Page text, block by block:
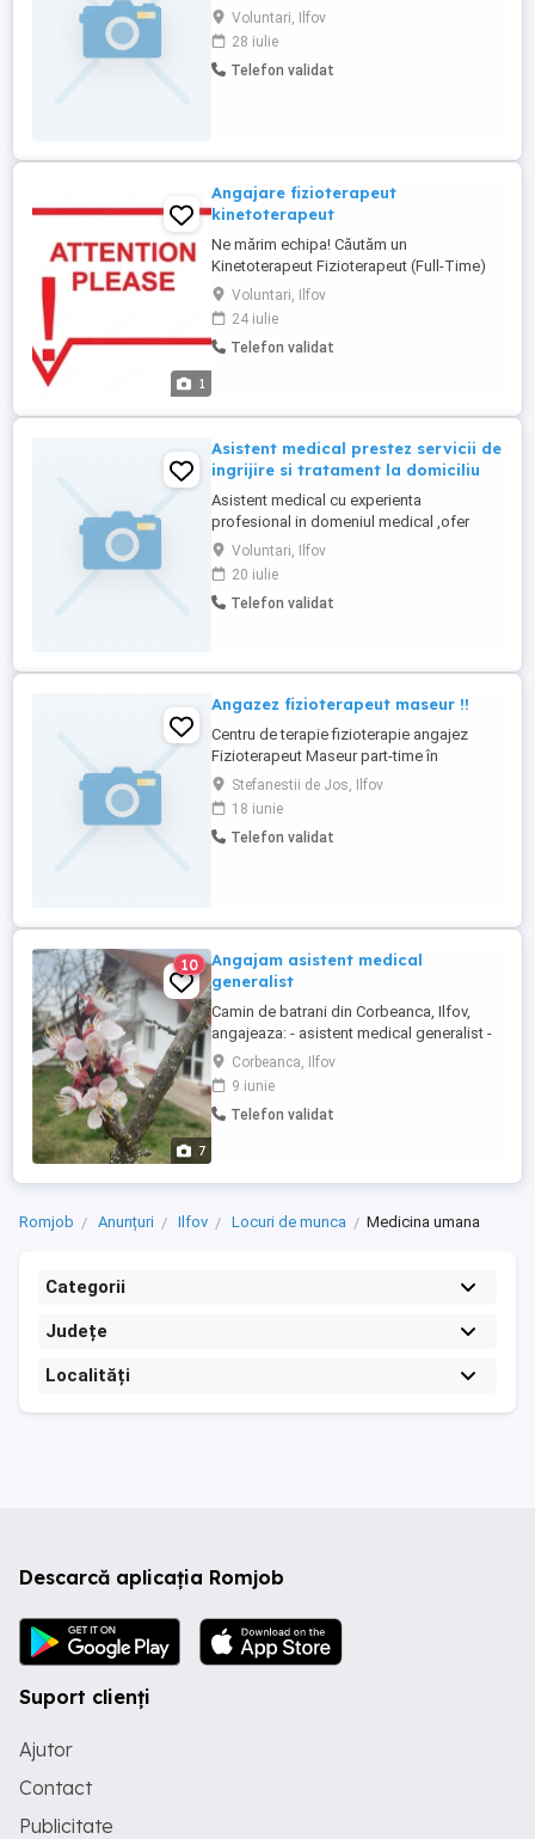
interesat a ( tură de 24 de ore 360 lei
minim 15 ture pe luna) Număr de contact:
Voluntari, Ilfov
28 iulie
Telefon validat
1
Angajare fizioterapeut
kinetoterapeut
Ne mărim echipa! Căutăm un
Kinetoterapeut Fizioterapeut (Full-Time)
care își dorește să lucreze într-un mediu
profesionist, alături de o echipă dedicată
și de pacienți care au nevoie de implicare
și rezultate. Ce ne dorim de la tine: Studii
Voluntari, Ilfov
24 iulie
Telefon validat
Asistent medical prestez servicii de
ingrijire si tratament la domiciliu
Asistent medical cu experienta
profesional in domeniul medical ,ofer
servicii de ingrijire la domiciliu bolnavului
conform recomandarilor medicale in
colaborare cu medicul curant si
anume:tratament injectabil si perfuzabil
chirurgicala,pansament ...
Voluntari, Ilfov
20 iulie
Telefon validat
Angazez fizioterapeut maseur !!
Centru de terapie fizioterapie angajez
Fizioterapeut Maseur part-time în
Ștefănești de jos ,județul Ilfov! Salariu
atractiv,mediu de lucru relaxant!!! Detalii la
nr de telefon:
Stefanestii de Jos, Ilfov
18 iunie
Telefon validat
7
10
Angajam asistent medical
generalist
Camin de batrani din Corbeanca, Ilfov,
angajeaza: - asistent medical generalist -
program 8 ore zi, 5 zile saptamana.
Obligatoriu experienta minim 1 an. Se
incheie contract de munca, se asigura un
mediu de lucru placut, conditii de lucru
Corbeanca, Ilfov
9 iunie
Telefon validat
Romjob Anunțuri Ilfov Locuri de munca Medicina umana
Categorii
Județe
Localități
Descarcă aplicația Romjob
Suport clienți
Ajutor
Contact
Publicitate